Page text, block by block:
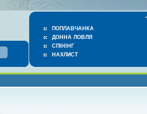
ПОПЛАВЧАНКА
ДОННА ЛОВЛЯ
СПІНІНГ
НАХЛИСТ